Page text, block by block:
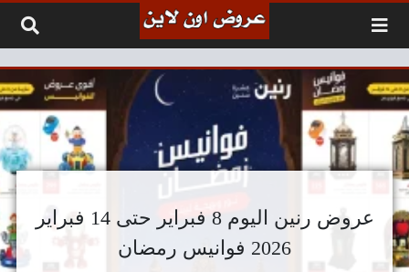
عروض رنين اليوم 8 فبراير حتى 14 فبراير
2026 فوانيس رمضان